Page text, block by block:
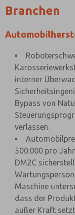
Branchen
interner
Bypass von
verlassen.
500.000 pro
DM2C
Maschine
dass der
außer Kraft